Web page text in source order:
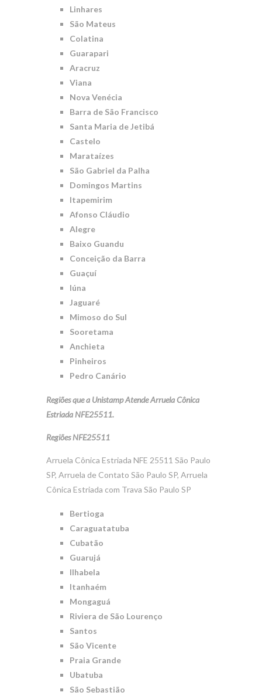
Linhares
São Mateus
Colatina
Guarapari
Aracruz
Viana
Nova Venécia
Barra de São Francisco
Santa Maria de Jetibá
Castelo
Marataízes
São Gabriel da Palha
Domingos Martins
Itapemirim
Afonso Cláudio
Alegre
Baixo Guandu
Conceição da Barra
Guaçuí
Iúna
Jaguaré
Mimoso do Sul
Sooretama
Anchieta
Pinheiros
Pedro Canário
Regiões que a Unistamp Atende Arruela Cônica
Estriada NFE25511.
Regiões NFE25511
Arruela Cônica Estriada NFE 25511 São Paulo
SP, Arruela de Contato São Paulo SP, Arruela
Cônica Estriada com Trava São Paulo SP
Bertioga
Caraguatatuba
Cubatão
Guarujá
Ilhabela
Itanhaém
Mongaguá
Riviera de São Lourenço
Santos
São Vicente
Praia Grande
Ubatuba
São Sebastião